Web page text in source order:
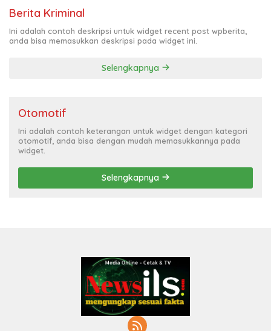
Berita Kriminal
Ini adalah contoh deskripsi untuk widget recent post wpberita,
anda bisa memasukkan deskripsi pada widget ini.
Selengkapnya
Otomotif
Ini adalah contoh keterangan untuk widget dengan kategori
otomotif, anda bisa dengan mudah memasukkannya pada
widget.
Selengkapnya